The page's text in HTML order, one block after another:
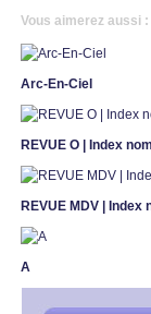
Vous aimerez aussi :
Arc-En-Ciel
REVUE O | Index
REVUE MDV |
A